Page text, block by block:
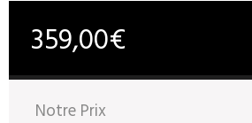
359,00€
Notre Prix